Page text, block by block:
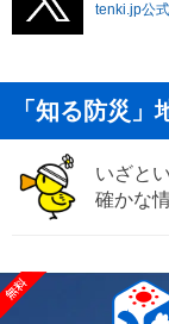
tenki.jp公
「知る防災」
いざと
確かな